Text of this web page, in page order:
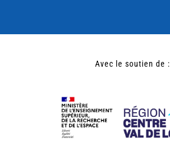
Avec le soutien de :